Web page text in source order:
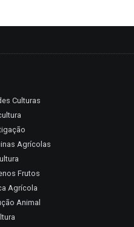
Culturas
Agrícolas
Frutos
Agrícola
Animal